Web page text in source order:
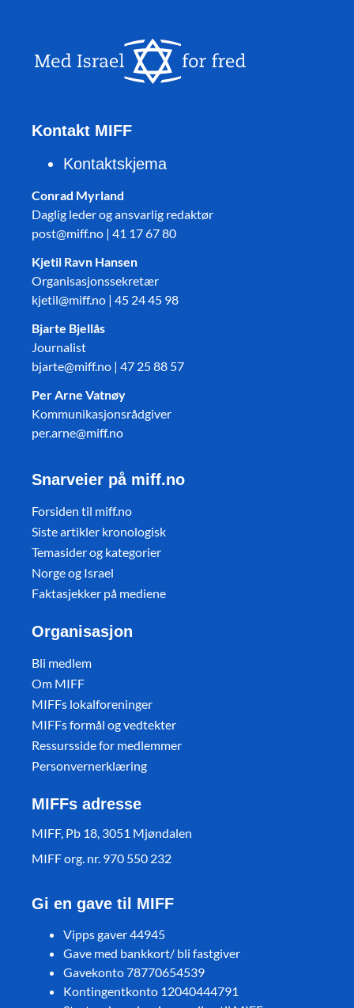
Kontakt MIFF
Kontaktskjema
Conrad Myrland
Daglig leder og ansvarlig redaktør
post@miff.no | 41 17 67 80
Kjetil Ravn Hansen
Organisasjonssekretær
kjetil@miff.no | 45 24 45 98
Bjarte Bjellås
Journalist
bjarte@miff.no | 47 25 88 57
Per Arne Vatnøy
Kommunikasjonsrådgiver
per.arne@miff.no
Snarveier på miff.no
Forsiden til miff.no
Siste artikler kronologisk
Temasider og kategorier
Norge og Israel
Faktasjekker på mediene
Organisasjon
Bli medlem
Om MIFF
MIFFs lokalforeninger
MIFFs formål og vedtekter
Ressursside for medlemmer
Personvernerklæring
MIFFs adresse
MIFF, Pb 18, 3051 Mjøndalen
MIFF org. nr. 970 550 232
Gi en gave til MIFF
Vipps gaver 44945
Gave med bankkort/ bli fastgiver
Gavekonto 78770654539
Kontingentkonto 12040444791